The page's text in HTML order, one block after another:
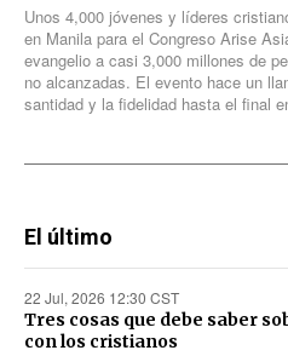
Unos 4,000 jóvenes y líderes
en Manila para el Congreso Arise
evangelio a casi 3,000 millones de
no alcanzadas. El evento hace un
santidad y la fidelidad hasta el final
El último
22 Jul, 2026 12:30 CST
Tres cosas que debe saber
con los cristianos